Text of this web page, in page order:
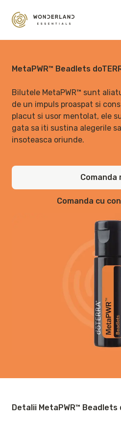
MetaPWR™ Beadlets
Bilutele MetaPWR™ sunt
de un impuls proaspat si
placut si usor mentolat, ele
gata sa iti sustina alegerile
insoteasca oriunde.
Comanda
Comanda cu
Detalii MetaPWR™ Beadlets